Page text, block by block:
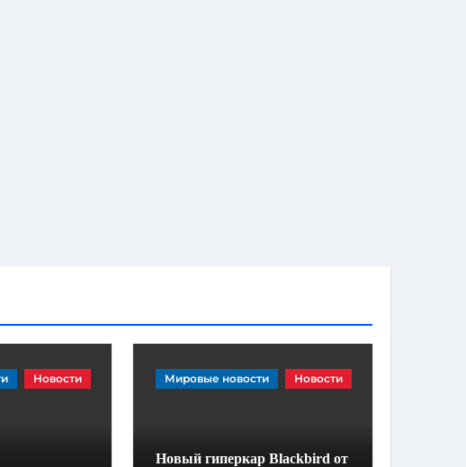
Новости Мировые новости Новости
Новый гиперкар Blackbird от